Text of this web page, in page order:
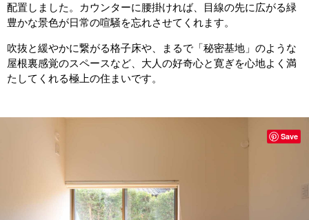
配置しました。カウンターに腰掛ければ、目線の先に広がる緑
豊かな景色が日常の喧騒を忘れさせてくれます。
吹抜と緩やかに繋がる格子床や、まるで「秘密基地」のような
屋根裏感覚のスペースなど、大人の好奇心と寛ぎを心地よく満
たしてくれる極上の住まいです。
Save